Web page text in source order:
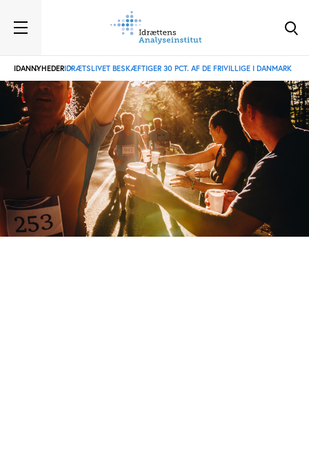
IDANNYHEDERIDRÆTSLIVET BESKÆFTIGER 30 PCT. AF DE FRIVILLIGE I DANMARK